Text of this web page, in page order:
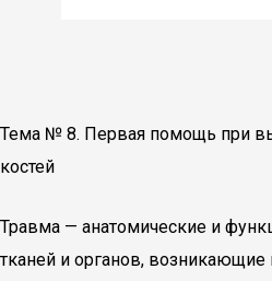
Тема № 8. Первая помощь при
костей
Травма — анатомические и
тканей и органов, возникающие